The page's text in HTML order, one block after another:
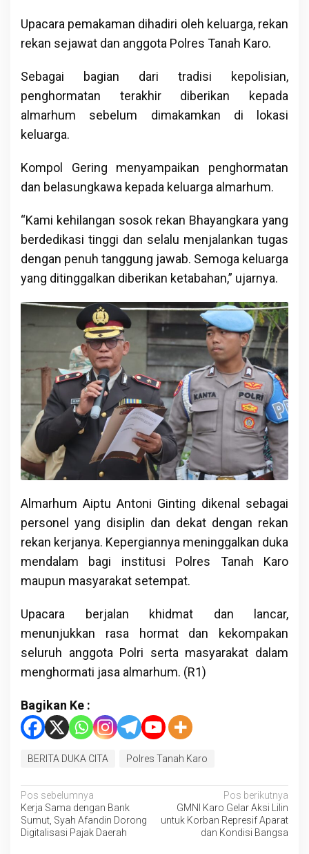
Upacara pemakaman dihadiri oleh keluarga, rekan
rekan sejawat dan anggota Polres Tanah Karo.
Sebagai bagian dari tradisi kepolisian,
penghormatan terakhir diberikan kepada
almarhum sebelum dimakamkan di lokasi
keluarga.
Kompol Gering menyampaikan penghormatan
dan belasungkawa kepada keluarga almarhum.
“Kami kehilangan sosok rekan Bhayangkara yang
berdedikasi tinggi dan selalu menjalankan tugas
dengan penuh tanggung jawab. Semoga keluarga
yang ditinggalkan diberikan ketabahan,” ujarnya.
Almarhum Aiptu Antoni Ginting dikenal sebagai
personel yang disiplin dan dekat dengan rekan
rekan kerjanya. Kepergiannya meninggalkan duka
mendalam bagi institusi Polres Tanah Karo
maupun masyarakat setempat.
Upacara berjalan khidmat dan lancar,
menunjukkan rasa hormat dan kekompakan
seluruh anggota Polri serta masyarakat dalam
menghormati jasa almarhum. (R1)
Bagikan Ke :
BERITA DUKA CITA Polres Tanah Karo
Navigasi
pos
Pos sebelumnya
Kerja Sama dengan Bank
Sumut, Syah Afandin Dorong
Digitalisasi Pajak Daerah
Pos berikutnya
GMNI Karo Gelar Aksi Lilin
untuk Korban Represif Aparat
dan Kondisi Bangsa